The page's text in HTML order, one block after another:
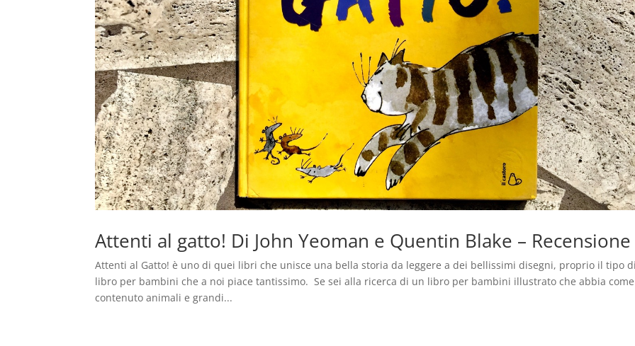
Attenti al gatto! Di John Yeoman e Quentin Blake – Recensione
Attenti al Gatto! è uno di quei libri che unisce una bella storia da leggere a dei bellissimi disegni, proprio il tipo
libro per bambini che a noi piace tantissimo. Se sei alla ricerca di un libro per bambini illustrato che abbia come
contenuto animali e grandi...